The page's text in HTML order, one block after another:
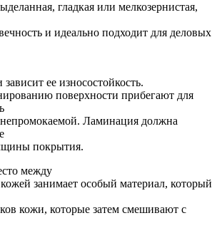
гладкая или мелкозернистая,
и идеально подходит для деловых
ее износостойкость.
поверхности прибегают для
Ламинация должна
покрытия.
между
занимает особый материал, который
кожи, которые затем смешивают с